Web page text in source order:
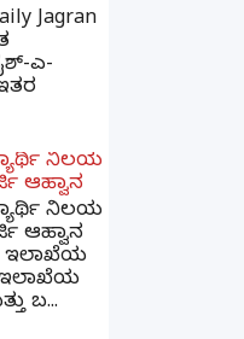
Jagran
ಎ-
ನಿಲಯ
ಆಹ್ವಾನ
ನಿಲಯ
ಆಹ್ವಾನ
ಇಲಾಖೆಯ
ಇಲಾಖೆಯ
ಬ...